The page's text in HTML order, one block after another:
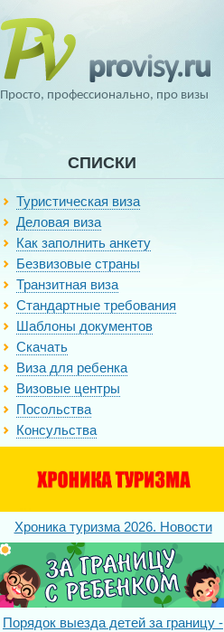
Просто, профессионально, про визы
СПИСКИ
Туристическая виза
Деловая виза
Как заполнить анкету
Безвизовые страны
Транзитная виза
Стандартные требования
Шаблоны документов
Скачать
Виза для ребенка
Визовые центры
Посольства
Консульства
Хроника туризма 2026. Новости
Порядок выезда детей за границу -